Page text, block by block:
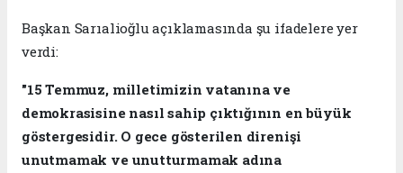
Başkan Sarıalioğlu açıklamasında şu ifadelere yer
verdi:
"15 Temmuz, milletimizin vatanına ve
demokrasisine nasıl sahip çıktığının en büyük
göstergesidir. O gece gösterilen direnişi
unutmamak ve unutturmamak adına